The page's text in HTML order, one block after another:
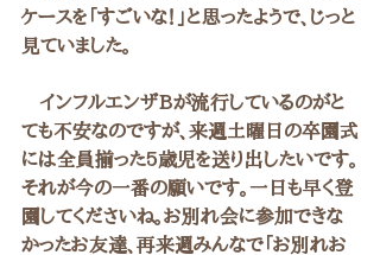
ケースを「すごいな！」と思ったようで、じっと
見ていました。
インフルエンザBが流行しているのがと
ても不安なのですが、来週土曜日の卒園式
には全員揃った5歳児を送り出したいです。
それが今の一番の願いです。一日も早く登
園してくださいね。お別れ会に参加できな
かったお友達、再来週みんなで「お別れお